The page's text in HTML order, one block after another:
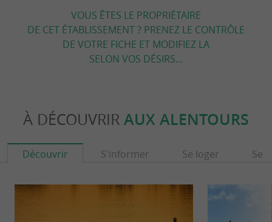
VOUS ÊTES LE PROPRIÉTAIRE
DE CET ÉTABLISSEMENT ? PRENEZ LE CONTRÔLE
DE VOTRE FICHE ET MODIFIEZ LA
SELON VOS DÉSIRS...
À DÉCOUVRIR AUX ALENTOURS
Découvrir S'informer Se loger Se